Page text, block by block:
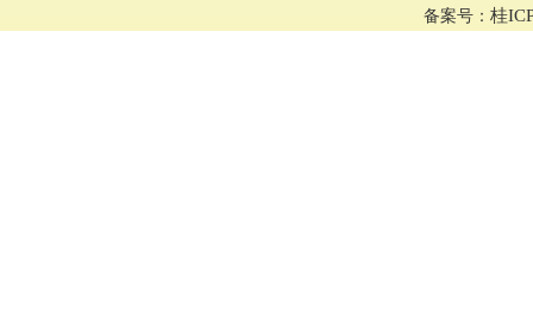
备案号： 桂